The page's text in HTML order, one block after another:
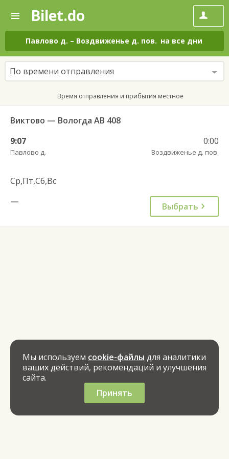
—
Поиск
и
покупка
билетов
на
автобус
онлайн
Bilet.do
Павлово д. – Воздвиженье д. пов. на все дни
По времени отправления
Время отправления и прибытия местное
Виктово — Вологда АВ 408
9:07
Павлово д.
0:00
Воздвиженье д. пов.
Ср,Пт,Сб,Вс
—
Выбрать
Мы используем cookie-файлы для аналитики
ваших действий, рекомендаций и улучшения
сайта.
Принять